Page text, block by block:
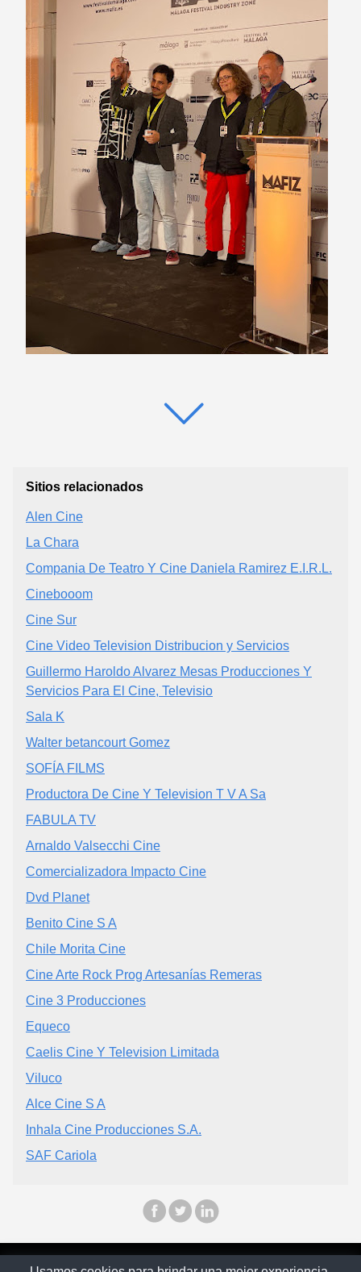
Sitios relacionados
Alen Cine
La Chara
Compania De Teatro Y Cine Daniela Ramirez E.I.R.L.
Cinebooom
Cine Sur
Cine Video Television Distribucion y Servicios
Guillermo Haroldo Alvarez Mesas Producciones Y
Servicios Para El Cine, Televisio
Sala K
Walter betancourt Gomez
SOFÍA FILMS
Productora De Cine Y Television T V A Sa
FABULA TV
Arnaldo Valsecchi Cine
Comercializadora Impacto Cine
Dvd Planet
Benito Cine S A
Chile Morita Cine
Cine Arte Rock Prog Artesanías Remeras
Cine 3 Producciones
Equeco
Caelis Cine Y Television Limitada
Viluco
Alce Cine S A
Inhala Cine Producciones S.A.
SAF Cariola